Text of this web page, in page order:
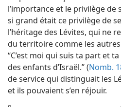
l’importance et le privilège de
si grand était ce privilège de
l’héritage des Lévites, qui ne
du territoire comme les
“C’est moi qui suis ta part et
des enfants d’Israël.” (Nomb.
de service qui distinguait les
et ils pouvaient s’en réjouir.